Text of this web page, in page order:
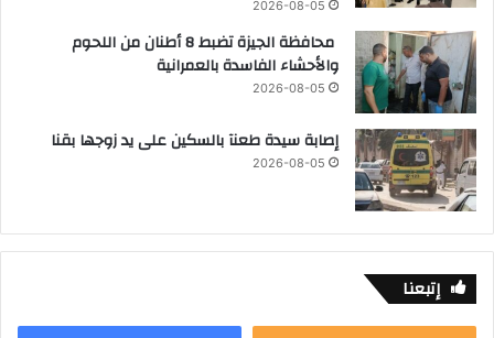
2026-08-05
محافظة الجيزة تضبط 8 أطنان من اللحوم
والأحشاء الفاسدة بالعمرانية
2026-08-05
إصابة سيدة طعنآ بالسكين على يد زوجها بقنا
2026-08-05
إتبعنا